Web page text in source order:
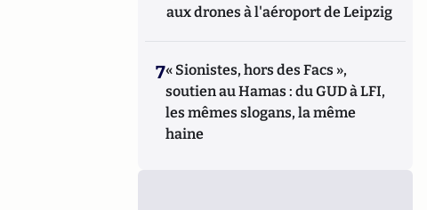
aux drones à l'aéroport de Leipzig
7« Sionistes, hors des Facs »,
soutien au Hamas : du GUD à LFI,
les mêmes slogans, la même
haine